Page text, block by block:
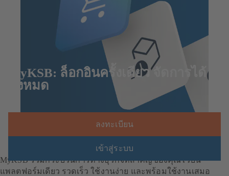
MyKSB: ล็อกอินครั้งเดียว จัดการได้
ทั้งหมด
ลงทะเบียน
เข้าสู่ระบบ
MyKSB รวมกระบวนการทางธุรกิจที่สำคัญของคุณไว้บน
แพลตฟอร์มเดียว รวดเร็ว ใช้งานง่าย และพร้อมใช้งานเสมอ